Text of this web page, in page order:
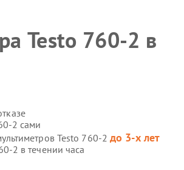
Testo 760-2 в
2 сами
Testo 760-2 до 3-х лет
2 в течении часа